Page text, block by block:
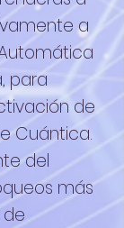
a
para
de
Cuántica.
del
más
de